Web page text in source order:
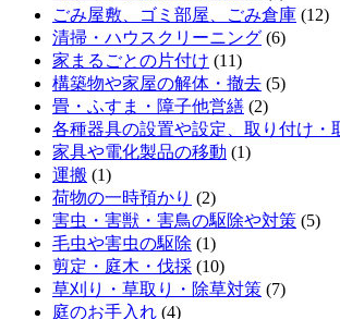
ごみ屋敷、ゴミ部屋、ごみ倉庫 (12)
清掃・ハウスクリーニング (6)
家まるごとの片付け (11)
構築物や家屋の解体・撤去 (5)
畳・ふすま・障子他営繕 (2)
各種器具の設置や設定、取り付け・
家具や電化製品の移動 (1)
運搬 (1)
荷物の一時預かり (2)
害虫・害獣・害鳥の駆除や対策 (5)
毛虫や害虫の駆除 (1)
剪定・庭木・伐採 (10)
草刈り・草取り・除草対策 (7)
庭のお手入れ (4)